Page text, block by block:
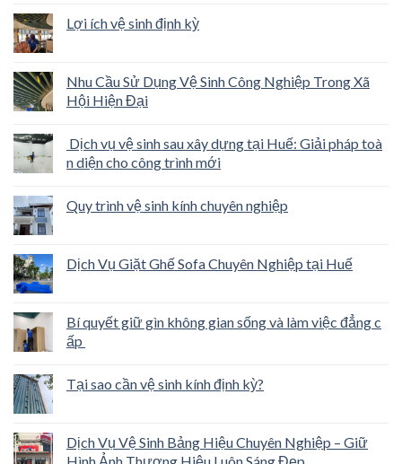
Lợi ích vệ sinh định kỳ
Nhu Cầu Sử Dụng Vệ Sinh Công Nghiệp Trong Xã
Hội Hiện Đại
Dịch vụ vệ sinh sau xây dựng tại Huế: Giải pháp toà
n diện cho công trình mới
Quy trình vệ sinh kính chuyên nghiệp
Dịch Vụ Giặt Ghế Sofa Chuyên Nghiệp tại Huế
Bí quyết giữ gìn không gian sống và làm việc đẳng c
ấp
Tại sao cần vệ sinh kính định kỳ?
Dịch Vụ Vệ Sinh Bảng Hiệu Chuyên Nghiệp – Giữ